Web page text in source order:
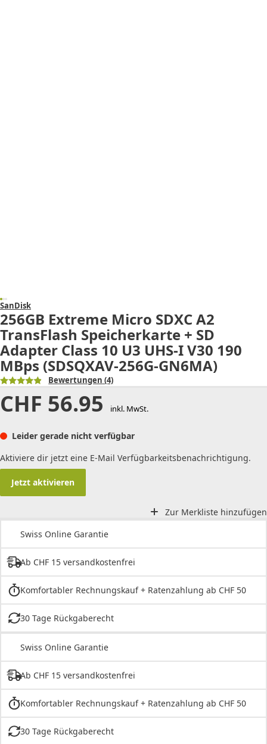
SanDisk
256GB Extreme Micro SDXC A2
TransFlash Speicherkarte + SD
Adapter Class 10 U3 UHS-I V30 190
MBps (SDSQXAV-256G-GN6MA)
Bewertungen (4)
CHF 56.95 inkl. MwSt.
Leider gerade nicht verfügbar
Aktiviere dir jetzt eine E-Mail Verfügbarkeitsbenachrichtigung.
Jetzt aktivieren
Zur Merkliste hinzufügen
Swiss Online Garantie
Ab CHF 15 versandkostenfrei
Komfortabler Rechnungskauf + Ratenzahlung ab CHF 50
30 Tage Rückgaberecht
Swiss Online Garantie
Ab CHF 15 versandkostenfrei
Komfortabler Rechnungskauf + Ratenzahlung ab CHF 50
30 Tage Rückgaberecht